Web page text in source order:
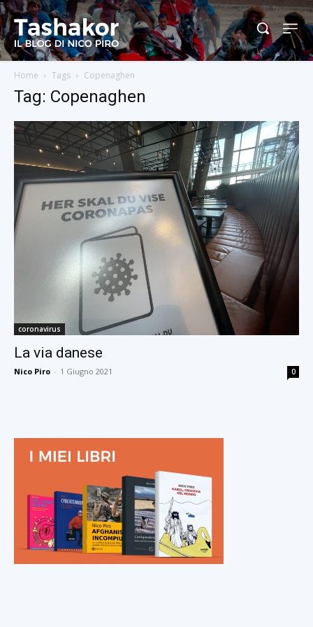
Home Tags Copenaghen
Tag: Copenaghen
coronavirus
La via danese
Nico Piro - 1 Giugno 2021 0